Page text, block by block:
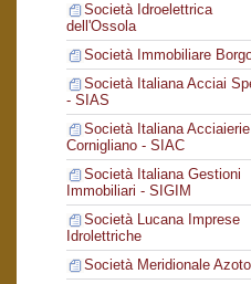
Società Idroelettrica
dell'Ossola
Società Immobiliare
Società Italiana Acciai
- SIAS
Società Italiana Acciaierie
Cornigliano - SIAC
Società Italiana Gestioni
Immobiliari - SIGIM
Società Lucana Imprese
Idrolettriche
Società Meridionale Azoto